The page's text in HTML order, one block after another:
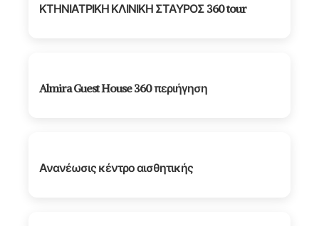
ΚΤΗΝΙΑΤΡΙΚΗ ΚΛΙΝΙΚΗ ΣΤΑΥΡΟΣ 360 tour
Almira Guest House 360 περιήγηση
Ανανέωσις κέντρο αισθητικής